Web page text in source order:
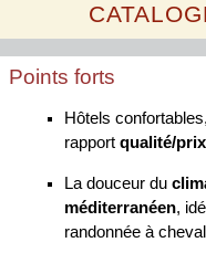
C
Points forts
Hôtels
rapport qualité/prix
La douceur du
méditerranéen,
randonnée à